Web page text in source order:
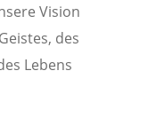
Vision
des
Lebens